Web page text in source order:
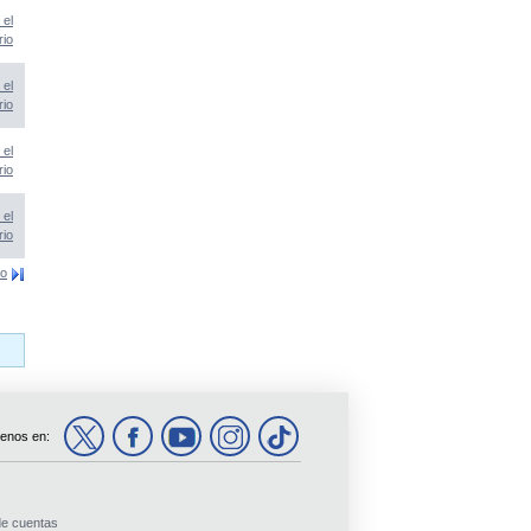
el
el
el
el
en:
cuentas